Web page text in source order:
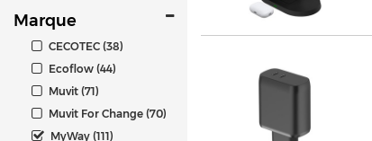
Marque
CECOTEC (38)
Ecoflow (44)
Muvit (71)
Muvit For Change (70)
MyWay (111)